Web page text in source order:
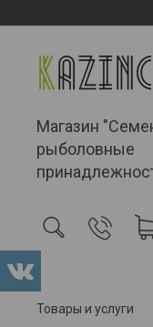
Магазин
рыболовные
Товары и услуги